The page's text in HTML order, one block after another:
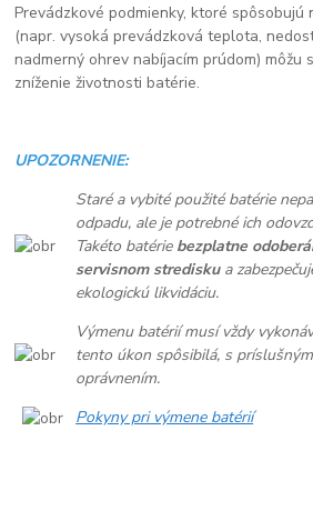
Prevádzkové podmienky, ktoré
(napr. vysoká prevádzková teplota,
nadmerný ohrev nabíjacím prúdom) môžu
zníženie životnosti batérie.
UPOZORNENIE:
Staré a vybité použité batérie
odpadu, ale je potrebné ich
Takéto batérie bezplatne
servisnom strediskua
ekologickú likvidáciu.
Výmenu batérií musí vždy
tento úkon spôsibilá, s
oprávnením.
Pokyny pri výmene batérií